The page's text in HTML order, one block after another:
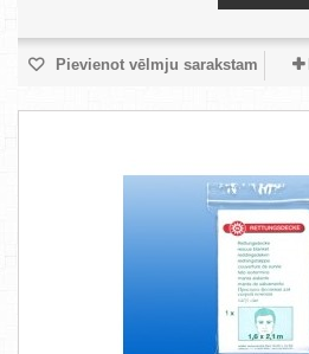
Pievienot vēlmju sarakstam